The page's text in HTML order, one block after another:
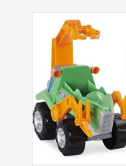
Paw Patrol Dino
deluxe voertuig
TOEVOEGEN AAN